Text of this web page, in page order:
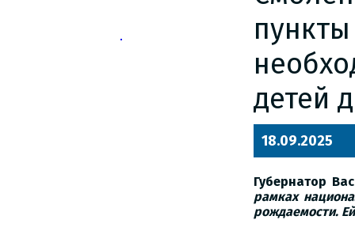
детей
18.09.2025
Губернатор
рамках
рождаемости.